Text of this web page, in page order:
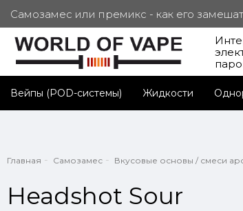
Самозамес или премикс - как его
ПОД. СЕРТИФИКАТЫ Партнерам
Вейпы (POD-системы) Жидкости
Главная Самозамес Вкусовые основы / смеси
Headshot Sour